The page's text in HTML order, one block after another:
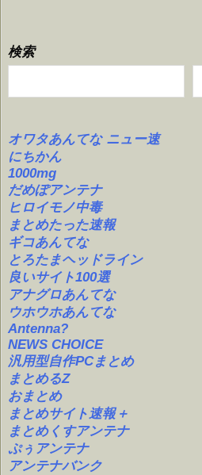
検索
オワタあんてな ニュー速
にちかん
1000mg
だめぽアンテナ
ヒロイモノ中毒
まとめたった速報
ギコあんてな
とろたまヘッドライン
良いサイト100選
アナグロあんてな
ウホウホあんてな
Antenna?
NEWS CHOICE
汎用型自作PCまとめ
まとめるZ
おまとめ
まとめサイト速報＋
まとめくすアンテナ
ぷぅアンテナ
アンテナバンク